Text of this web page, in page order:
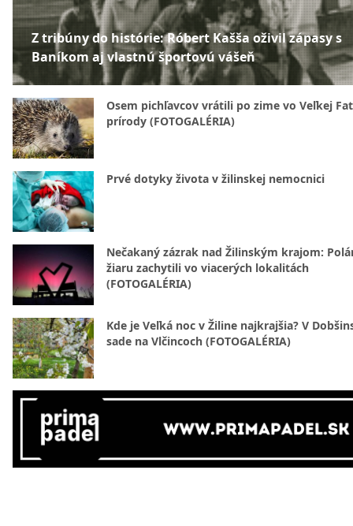
Z tribúny do histórie: Róbert Kašša oživil zápasy s
Baníkom aj vlastnú športovú vášeň
Osem pichľavcov vrátili po zime vo Veľkej
prírody (FOTOGALÉRIA)
Prvé dotyky života v žilinskej nemocnici
Nečakaný zázrak nad Žilinským krajom:
žiaru zachytili vo viacerých lokalitách
(FOTOGALÉRIA)
Kde je Veľká noc v Žiline najkrajšia? V
sade na Vlčincoch (FOTOGALÉRIA)